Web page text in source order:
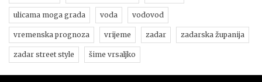
ulicama moga grada voda vodovod
vremenska prognoza vrijeme zadar zadarska županija
zadar street style šime vrsaljko